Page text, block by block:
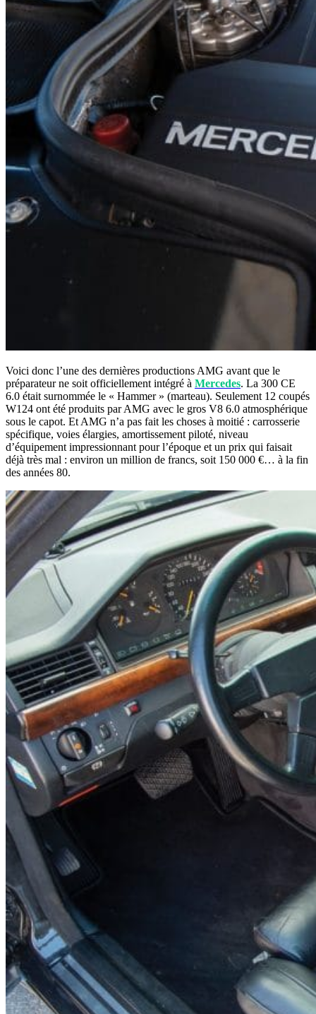
Voici donc l’une des dernières productions AMG avant que le
préparateur ne soit officiellement intégré à Mercedes. La 300 CE
6.0 était surnommée le « Hammer » (marteau). Seulement 12 coupés
W124 ont été produits par AMG avec le gros V8 6.0 atmosphérique
sous le capot. Et AMG n’a pas fait les choses à moitié : carrosserie
spécifique, voies élargies, amortissement piloté, niveau
d’équipement impressionnant pour l’époque et un prix qui faisait
déjà très mal : environ un million de francs, soit 150 000 €… à la fin
des années 80.